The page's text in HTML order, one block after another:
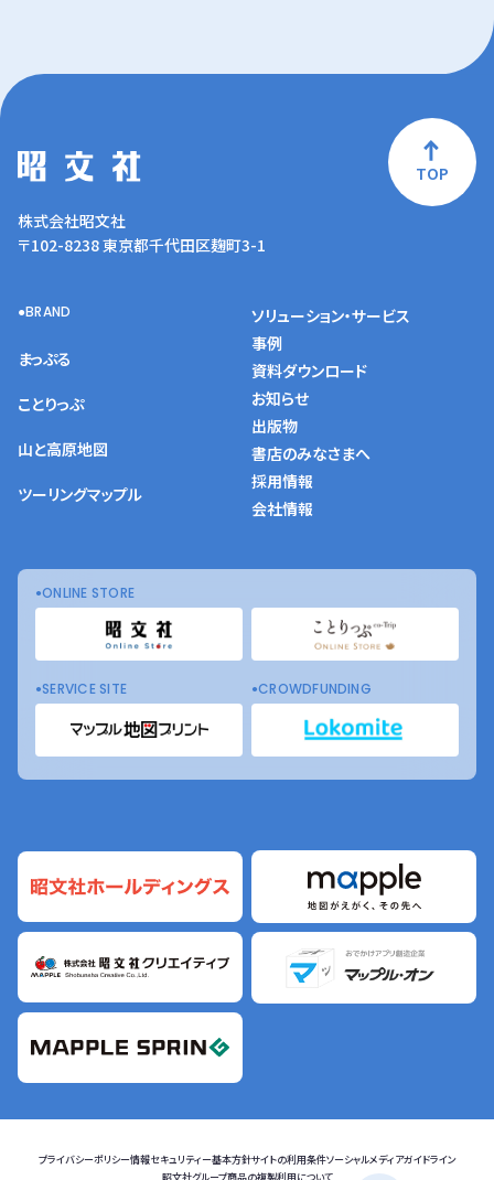
TOP
株式会社昭文社
〒102-8238 東京都千代田区麹町3-1
BRAND
まっぷる
ことりっぷ
山と高原地図
ツーリングマップル
ソリューション・サービス
事例
資料ダウンロード
お知らせ
出版物
書店のみなさまへ
採用情報
会社情報
ONLINE STORE
SERVICE SITE CROWDFUNDING
プライバシーポリシー情報セキュリティー基本方針サイトの利用条件ソーシャルメディアガイドライン
昭文社グループ商品の複製利用について